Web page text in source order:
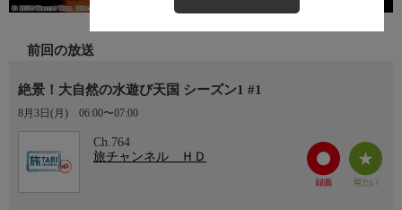
前回の放送
絶景！大自然の水遊び天国 シーズン1 #1
8月3日(月) 06:00〜07:00
Ch.764
旅チャンネル ＨＤ